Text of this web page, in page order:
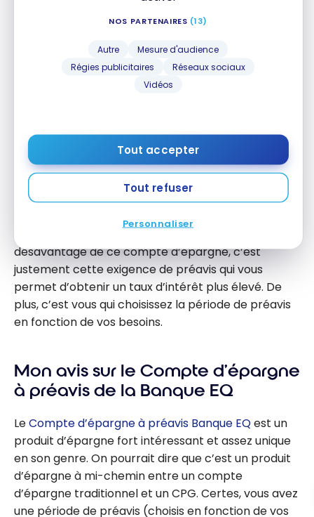
NOS PARTENAIRES (13)
Autre
Mesure d'audience
Régies publicitaires
Réseaux sociaux
Vidéos
Tout accepter
Tout refuser
Personnaliser
Taux d’intérêt élevé et non promotionnel
Aucun solde minimum requis
Dépôts protégés par la SADC
Inconvénients :
Période de préavis
Pas offert au Québec
désavantage de ce compte d’épargne, c’est
justement cette exigence de préavis qui vous
permet d’obtenir un taux d’intérêt plus élevé. De
plus, c’est vous qui choisissez la période de préavis
en fonction de vos besoins.
Mon avis sur le Compte d’épargne
à préavis de la Banque EQ
LeCompte d’épargne à préavis Banque EQest un
produit d’épargne fort intéressant et assez unique
en son genre. On pourrait dire que c’est un produit
d’épargne à mi-chemin entre un compte
d’épargne traditionnel et un CPG. Certes, vous avez
une période de préavis (choisis en fonction de vos